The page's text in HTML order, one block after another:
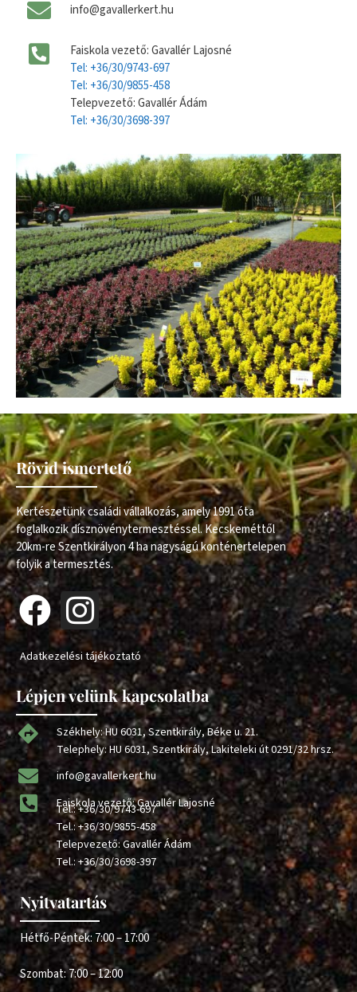
info@gavallerkert.hu
Faiskola vezető: Gavallér Lajosné
Tel: +36/30/9743-697
Tel: +36/30/9855-458
Telepvezető: Gavallér Ádám
Tel: +36/30/3698-397
Rövid ismertető
Kertészetünk családi vállalkozás, amely 1991 óta
foglalkozik dísznövénytermesztéssel. Kecskeméttől
20km-re Szentkirályon 4 ha nagyságú konténertelepen
folyik a termesztés.
Adatkezelési tájékoztató
Lépjen velünk kapcsolatba
Székhely: HU 6031, Szentkirály, Béke u. 21.
Telephely: HU 6031, Szentkirály, Lakiteleki út 0291/32 hrsz.
info@gavallerkert.hu
Faiskola vezető: Gavallér Lajosné
Tel.:+36/30/9743-697
Tel.:+36/30/9855-458
Telepvezető: Gavallér Ádám
Tel.:+36/30/3698-397
Nyitvatartás
Hétfő-Péntek: 7:00 – 17:00
Szombat: 7:00 – 12:00